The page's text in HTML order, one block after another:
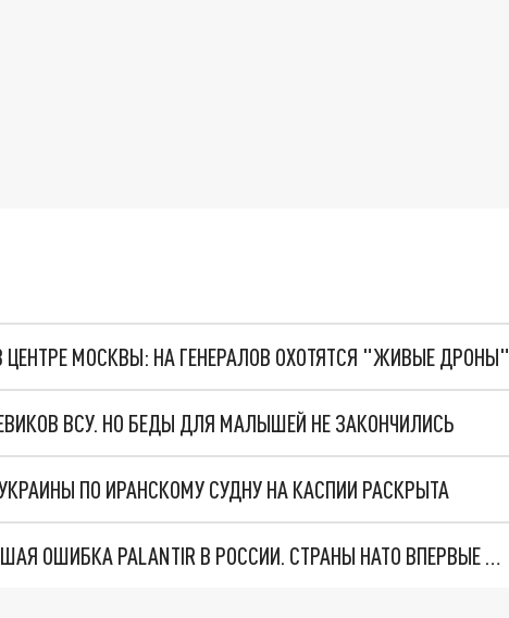
МОСКВЫ: НА ГЕНЕРАЛОВ ОХОТЯТСЯ "ЖИВЫЕ ДРОНЫ"
ВСУ. НО БЕДЫ ДЛЯ МАЛЫШЕЙ НЕ ЗАКОНЧИЛИСЬ
ПО ИРАНСКОМУ СУДНУ НА КАСПИИ РАСКРЫТА
"ОЧЕНЬ ПЛОХИЕ НОВОСТИ": БОЛЬШАЯ ОШИБКА PALANTIR В РОССИИ. СТРАНЫ НАТО ВПЕРВЫЕ ЗА СВО ОСТАНОВИЛИ ПОСТАВКИ ОРУЖИЯ. ВСУ ТЕРЯЮТ ПРИГРАНИЧЬЕ?